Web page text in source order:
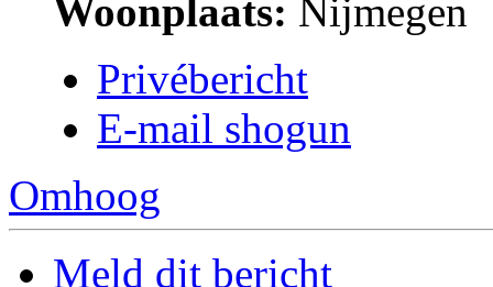
Woonplaats: Nijmegen
Privébericht
E-mail shogun
Omhoog
Meld dit bericht